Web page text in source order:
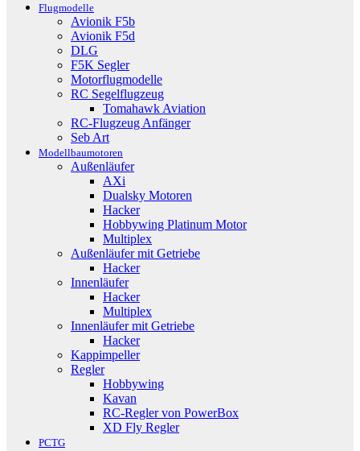
Flugmodelle
Avionik F5b
Avionik F5d
DLG
F5K Segler
Motorflugmodelle
RC Segelflugzeug
Tomahawk Aviation
RC-Flugzeug Anfänger
Seb Art
Modellbaumotoren
Außenläufer
AXi
Dualsky Motoren
Hacker
Hobbywing Platinum Motor
Multiplex
Außenläufer mit Getriebe
Hacker
Innenläufer
Hacker
Multiplex
Innenläufer mit Getriebe
Hacker
Kappimpeller
Regler
Hobbywing
Kavan
RC-Regler von PowerBox
XD Fly Regler
PCTG